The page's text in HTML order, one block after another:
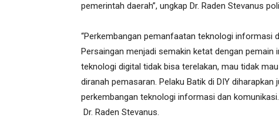
pemerintah daerah”, ungkap Dr. Raden Stevanus
“Perkembangan pemanfaatan teknologi informasi
Persaingan menjadi semakin ketat dengan
teknologi digital tidak bisa terelakan, mau tidak
diranah pemasaran. Pelaku Batik di DIY
perkembangan teknologi informasi dan
Dr. Raden Stevanus.